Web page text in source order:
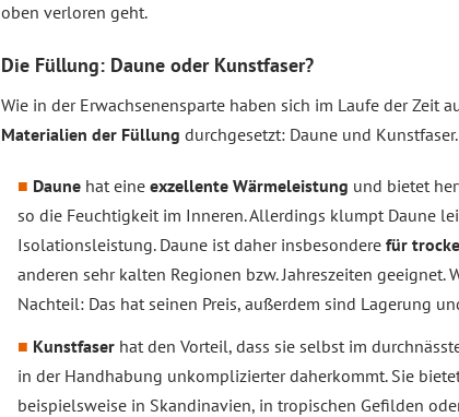
oben verloren geht.
Die Füllung: Daune oder Kunstfaser?
Wie in der Erwachsenensparte haben sich im Laufe der Zeit
Materialien der Füllung durchgesetzt: Daune und Kunstfaser.
Daune hat eine exzellente Wärmeleistung und bietet
so die Feuchtigkeit im Inneren. Allerdings klumpt Daune
Isolationsleistung. Daune ist daher insbesondere für
anderen sehr kalten Regionen bzw. Jahreszeiten geeignet.
Nachteil: Das hat seinen Preis, außerdem sind Lagerung
Kunstfaser hat den Vorteil, dass sie selbst im
in der Handhabung unkomplizierter daherkommt. Sie
beispielsweise in Skandinavien, in tropischen Gefilden